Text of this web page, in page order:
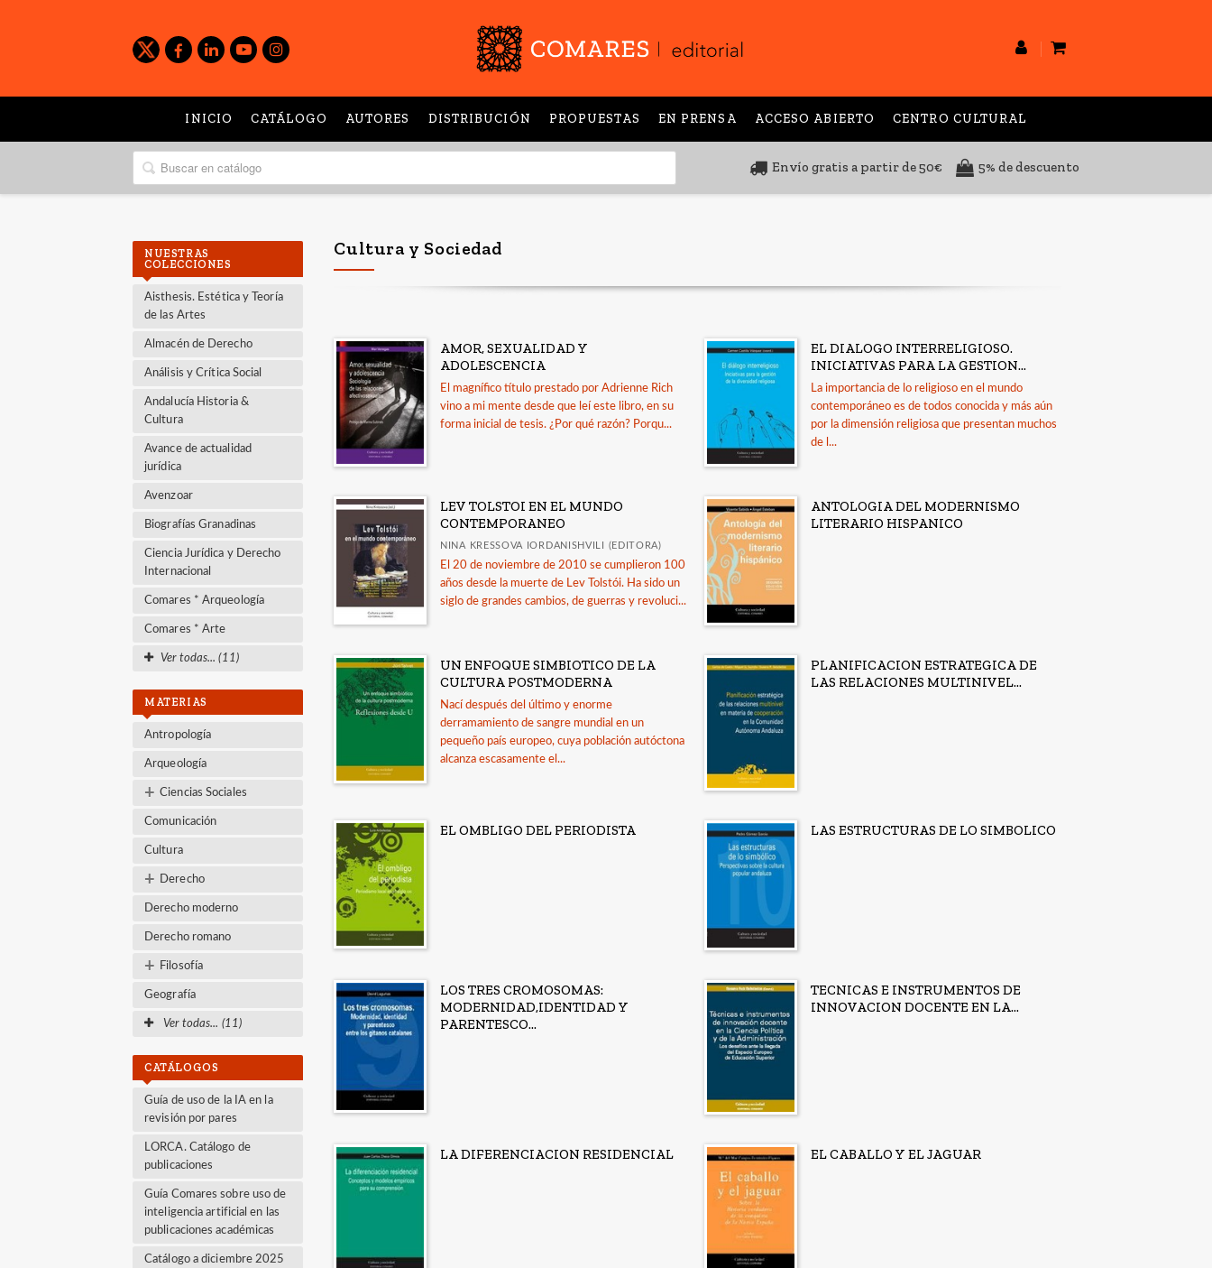
INICIO CATÁLOGO AUTORES DISTRIBUCIÓN PROPUESTAS EN PRENSA ACCESO ABIERTO CENTRO CULTURAL
Envío gratis a partir de 50€ 5% de descuento
NUESTRAS
COLECCIONES
Aisthesis. Estética y Teoría
de las Artes
Almacén de Derecho
Análisis y Crítica Social
Andalucía Historia &
Cultura
Avance de actualidad
jurídica
Avenzoar
Biografías Granadinas
Ciencia Jurídica y Derecho
Internacional
Comares * Arqueología
Comares * Arte
Ver todas... (11)
MATERIAS
Antropología
Arqueología
+ Ciencias Sociales
Comunicación
Cultura
+ Derecho
Derecho moderno
Derecho romano
+ Filosofía
Geografía
Ver todas... (11)
CATÁLOGOS
Guía de uso de la IA en la
revisión por pares
LORCA. Catálogo de
publicaciones
Guía Comares sobre uso de
inteligencia artificial en las
publicaciones académicas
Catálogo a diciembre 2025
Cultura y Sociedad
AMOR, SEXUALIDAD Y
ADOLESCENCIA
El magnífico título prestado por Adrienne Rich
vino a mi mente desde que leí este libro, en su
forma inicial de tesis. ¿Por qué razón? Porqu...
EL DIALOGO INTERRELIGIOSO.
INICIATIVAS PARA LA GESTION...
La importancia de lo religioso en el mundo
contemporáneo es de todos conocida y más aún
por la dimensión religiosa que presentan muchos
de l...
LEV TOLSTOI EN EL MUNDO
CONTEMPORANEO
NINA KRESSOVA IORDANISHVILI (EDITORA)
El 20 de noviembre de 2010 se cumplieron 100
años desde la muerte de Lev Tolstói. Ha sido un
siglo de grandes cambios, de guerras y revoluci...
ANTOLOGIA DEL MODERNISMO
LITERARIO HISPANICO
UN ENFOQUE SIMBIOTICO DE LA
CULTURA POSTMODERNA
Nací después del último y enorme
derramamiento de sangre mundial en un
pequeño país europeo, cuya población autóctona
alcanza escasamente el...
PLANIFICACION ESTRATEGICA DE
LAS RELACIONES MULTINIVEL...
EL OMBLIGO DEL PERIODISTA LAS ESTRUCTURAS DE LO SIMBOLICO
LOS TRES CROMOSOMAS:
MODERNIDAD,IDENTIDAD Y
PARENTESCO...
TECNICAS E INSTRUMENTOS DE
INNOVACION DOCENTE EN LA...
LA DIFERENCIACION RESIDENCIAL EL CABALLO Y EL JAGUAR